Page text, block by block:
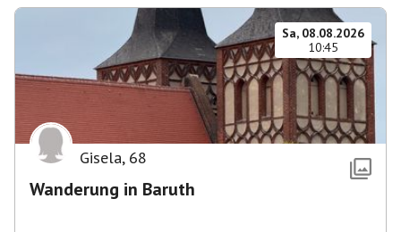
Sa, 08.08.2026
10:45
Gisela, 68
Wanderung in Baruth